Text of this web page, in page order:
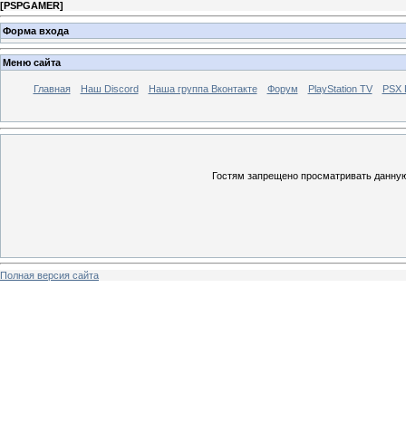
[PSPGAMER]
Форма входа
Меню сайта
Главная Наш Discord Наша группа Вконтакте Форум PlayStation TV PSX
Гостям запрещено просматривать
Полная версия сайта